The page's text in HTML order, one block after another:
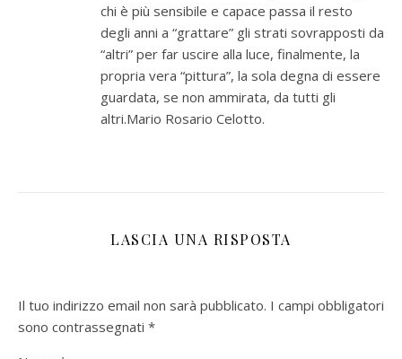
chi è più sensibile e capace passa il resto
degli anni a “grattare” gli strati sovrapposti da
“altri” per far uscire alla luce, finalmente, la
propria vera “pittura”, la sola degna di essere
guardata, se non ammirata, da tutti gli
altri.Mario Rosario Celotto.
LASCIA UNA RISPOSTA
Il tuo indirizzo email non sarà pubblicato. I campi obbligatori
sono contrassegnati *